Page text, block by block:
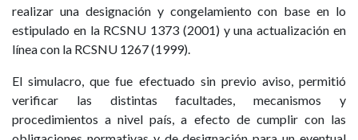
realizar una designación y congelamiento con base en lo
estipulado en la RCSNU 1373 (2001) y una actualización en
línea con la RCSNU 1267 (1999).
El simulacro, que fue efectuado sin previo aviso, permitió
verificar las distintas facultades, mecanismos y
procedimientos a nivel país, a efecto de cumplir con las